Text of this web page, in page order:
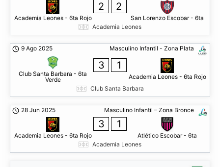
Academia Leones - 6ta Rojo
2 2
San Lorenzo Escobar - 6ta
Academia Leones
Masculino Infantil - Zona Plata
9 Ago 2025
Club Santa Barbara - 6ta
Verde
3 1
Academia Leones - 6ta Rojo
Club Santa Barbara
Masculino Infantil – Zona Bronce
28 Jun 2025
Academia Leones - 6ta Rojo
3 1
Atlético Escobar - 6ta
Academia Leones